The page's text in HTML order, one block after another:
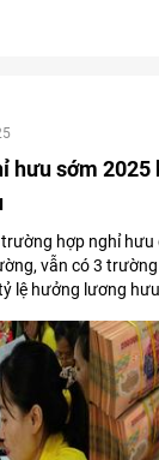
hưu sớm
hợp nghỉ
vẫn có 3
lệ hưởng lương